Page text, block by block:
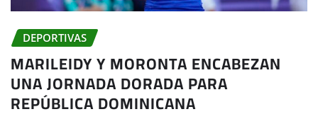
DEPORTIVAS
MARILEIDY Y MORONTA ENCABEZAN
UNA JORNADA DORADA PARA
REPÚBLICA DOMINICANA